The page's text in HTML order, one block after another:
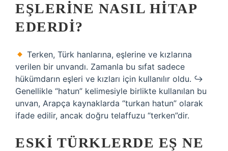
EŞLERINE NASIL HITAP
EDERDI?
Terken, Türk hanlarına, eşlerine ve kızlarına
verilen bir unvandı. Zamanla bu sıfat sadece
hükümdarın eşleri ve kızları için kullanılır oldu. ↪
Genellikle “hatun” kelimesiyle birlikte kullanılan bu
unvan, Arapça kaynaklarda “turkan hatun” olarak
ifade edilir, ancak doğru telaffuzu “terken”dir.
ESKI TÜRKLERDE EŞ NE